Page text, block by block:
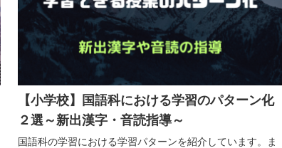
【小学校】国語科における学習のパターン化
２選～新出漢字・音読指導～
国語科の学習における学習パターンを紹介しています。ま